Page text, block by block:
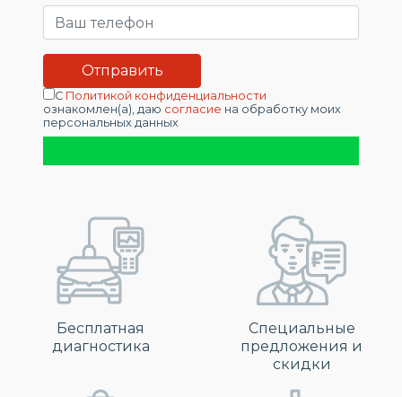
С Политикой конфиденциальности
ознакомлен(а), даю согласие на обработку моих
персональных данных
Бесплатная
диагностика
Специальные
предложения и
скидки